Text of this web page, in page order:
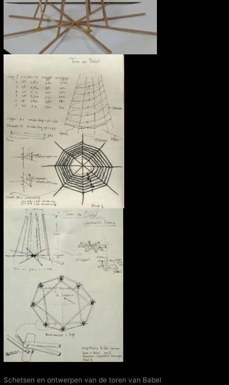
Schetsen en ontwerpen van de toren van Babel